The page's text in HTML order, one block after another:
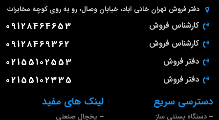
لینک های مفید
یخچال صنعتی
دسترسی سریع
دستگاه بستنی ساز
دفتر فروش تهران خانی آباد، خیابان وصال، رو به روی کوچه مخابرات
کارشناس فروش 09128464653
کارشناس فروش 09128469362
دفتر فروش 02155102553
دفتر فروش 02155102335